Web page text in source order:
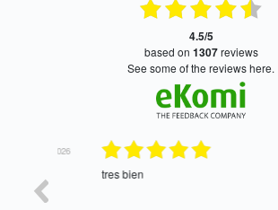
4.5/5
based on 1307reviews
see some of the reviews here.
tres bien